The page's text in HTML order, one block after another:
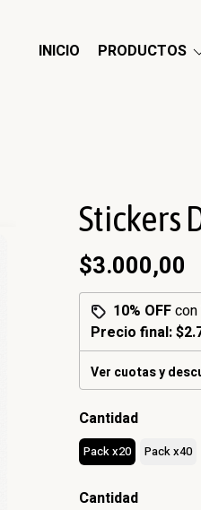
INICIO PRODUCTOS
Stickers
$3.000,00
10% OFFcon
Precio final:
Ver cuotas y
Cantidad
Pack x20 Pack x40
Cantidad